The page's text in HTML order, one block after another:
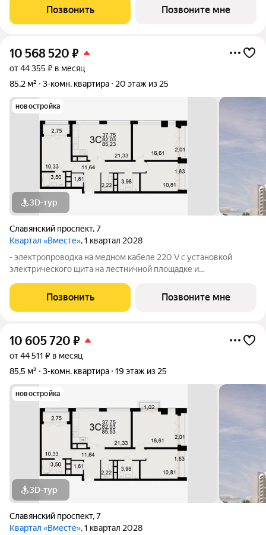
стен, кроме стен лоджий, откосов дверных и оконных
проемов, ниш прохождения стояков
Позвонить Позвоните мне
10 568 520 ₽
от 44 355 ₽ в месяц
85,2 м²
3-комн. квартира 20 этаж из 25
новостройка
3D-тур
Славянский проспект,7
Квартал «Вместе», 1 квартал 2028
- электропроводка на медном кабеле 220 V с установкой
электрического щита на лестничной площадке и
стен, кроме стен лоджий, откосов дверных и оконных
проемов, ниш прохождения стояков
Позвонить Позвоните мне
10 605 720 ₽
от 44 511 ₽ в месяц
85,5 м²
3-комн. квартира 19 этаж из 25
новостройка
3D-тур
Славянский проспект,7
Квартал «Вместе», 1 квартал 2028